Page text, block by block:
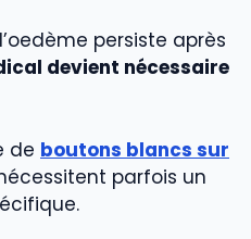
persiste après
devient nécessaire
de boutons blancs sur
parfois un